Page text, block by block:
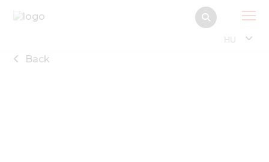
HU
Back